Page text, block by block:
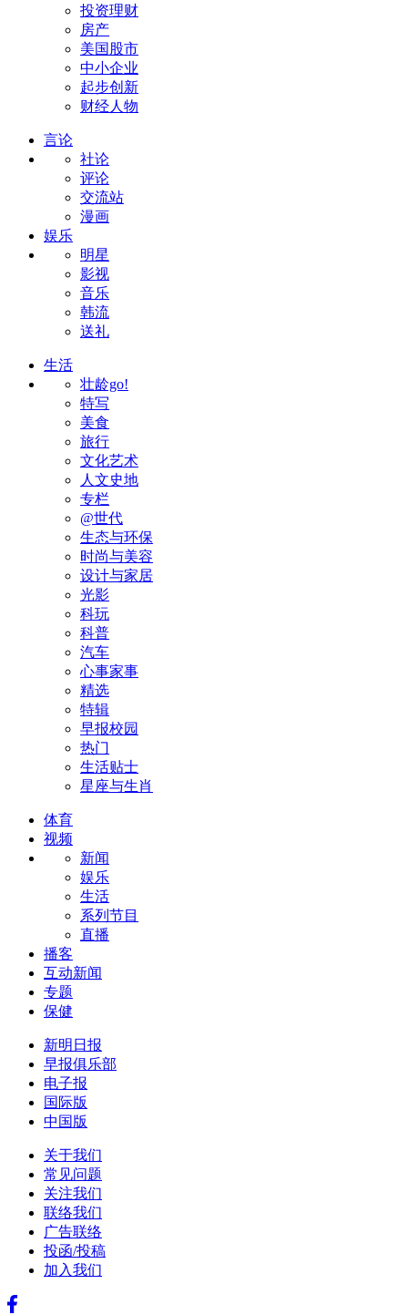
投资理财
房产
美国股市
中小企业
起步创新
财经人物
言论
社论
评论
交流站
漫画
娱乐
明星
影视
音乐
韩流
送礼
生活
壮龄go!
特写
美食
旅行
文化艺术
人文史地
专栏
@世代
生态与环保
时尚与美容
设计与家居
光影
科玩
科普
汽车
心事家事
精选
特辑
早报校园
热门
生活贴士
星座与生肖
体育
视频
新闻
娱乐
生活
系列节目
直播
播客
互动新闻
专题
保健
新明日报
早报俱乐部
电子报
国际版
中国版
关于我们
常见问题
关注我们
联络我们
广告联络
投函/投稿
加入我们